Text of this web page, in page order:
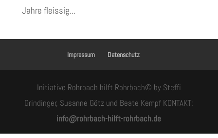
Jahre fleissig...
Impressum Datenschutz
Initiative Rohrbach hilft Rohrbach© by Steffi
Grindinger, Susanne Götz und Beate Kempf KONTAKT:
info@rohrbach-hilft-rohrbach.de